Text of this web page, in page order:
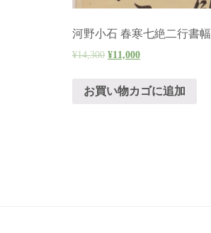
河野小石 春寒七絶二行書幅
¥14,300 ¥11,000
お買い物カゴに追加